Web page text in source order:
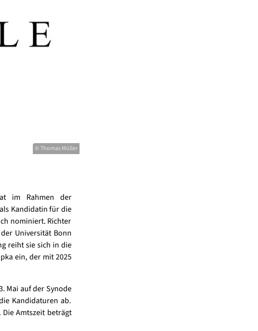
© Thomas Müller
im Rahmen der
Kandidatin für die
nominiert. Richter
Universität Bonn
reiht sie sich in die
ein, der mit 2025
Mai auf der Synode
Kandidaturen ab.
Amtszeit beträgt